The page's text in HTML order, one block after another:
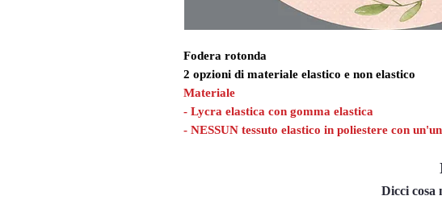
Fodera rotonda
2 opzioni di materiale elastico e non elastico
Materiale
- Lycra elastica con gomma elastica
- NESSUN tessuto elastico in poliestere con
Dicci cosa